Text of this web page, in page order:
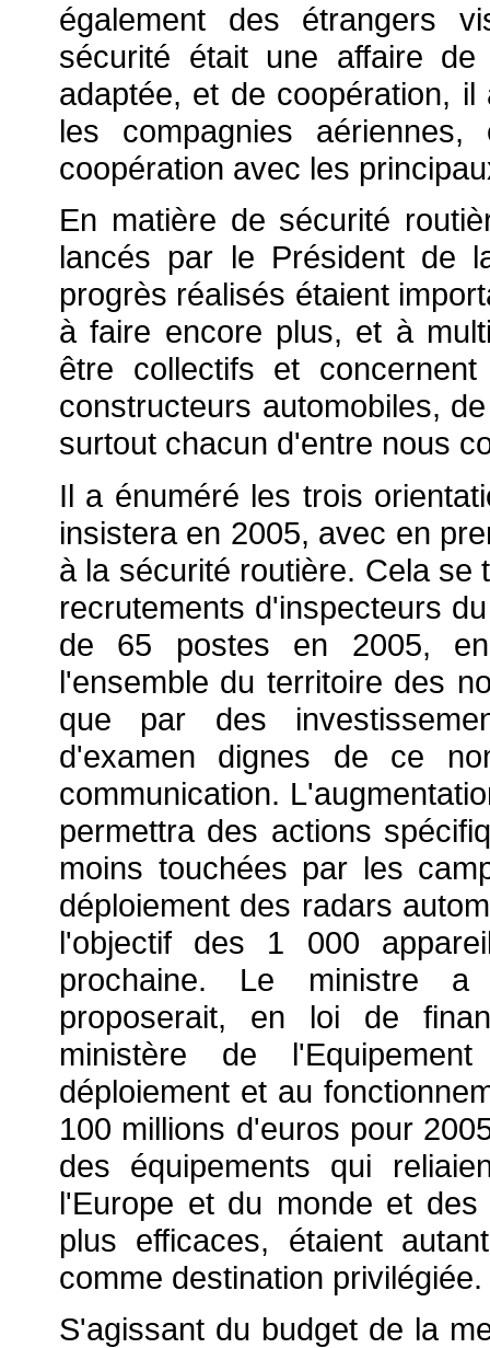
également des étrangers
sécurité était une affaire
adaptée, et de coopération,
les compagnies
coopération avec les
En matière de sécurité
lancés par le Président de
progrès réalisés étaient
à faire encore plus, et à
être collectifs et
constructeurs automobiles,
surtout chacun d'entre nous
Il a énuméré les trois
insistera en 2005, avec en
à la sécurité routière. Cela se
recrutements d'inspecteurs
de 65 postes en 2005,
l'ensemble du territoire des
que par des
d'examen dignes de ce
communication.
permettra des actions
moins touchées par les
déploiement des radars
l'objectif des 1 000
prochaine. Le ministre a
proposerait, en loi de
ministère de
déploiement et au
100 millions d'euros pour
des équipements qui
l'Europe et du monde et
plus efficaces, étaient
comme destination privilégiée.
S'agissant du budget de la